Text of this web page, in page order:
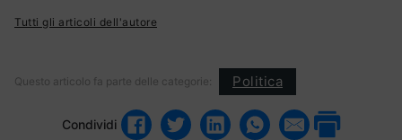
Tutti gli articoli dell'autore
Questo articolo fa parte delle categorie: Politica
Condividi